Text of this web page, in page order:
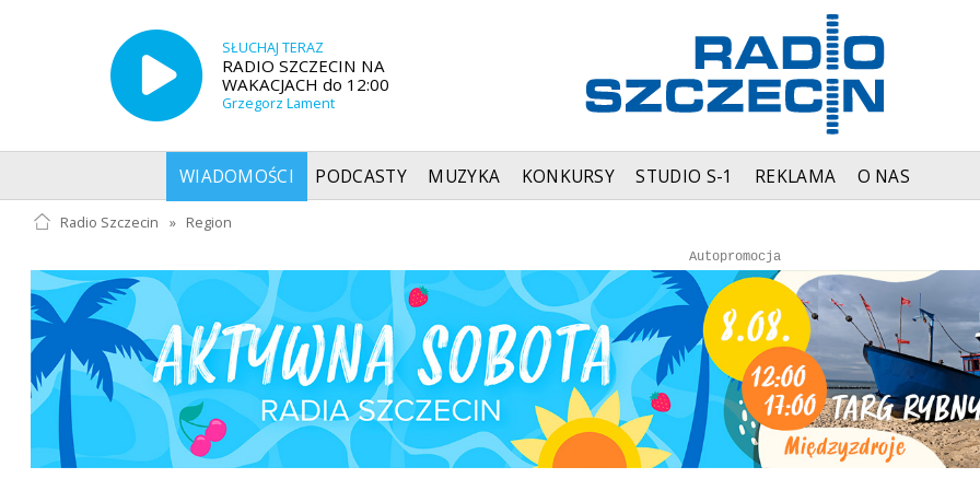
SŁUCHAJ TERAZ
RADIO SZCZECIN NA
WAKACJACH do 12:00
Grzegorz Lament
WIADOMOŚCI PODCASTY MUZYKA KONKURSY STUDIO S-1 REKLAMA O NAS
Radio Szczecin » Region
Autopromocja
Reklama
Autopromocja